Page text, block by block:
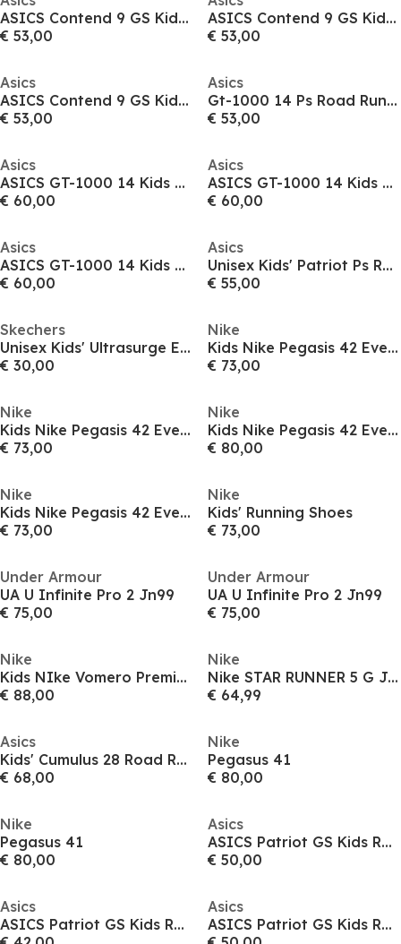
ASICS Contend 9 GS Kids Road Running Shoes
€ 53,00
ASICS Contend 9 GS Kids Road Running Shoes
€ 53,00
Asics
ASICS Contend 9 GS Kids Road Running Shoes
€ 53,00
Asics
Gt-1000 14 Ps Road Running Shoes Unisex Kids
€ 53,00
Asics
ASICS GT-1000 14 Kids Road Running Shoes
€ 60,00
Asics
ASICS GT-1000 14 Kids Road Running Shoes
€ 60,00
Asics
ASICS GT-1000 14 Kids Road Running Shoes
€ 60,00
Asics
Unisex Kids' Patriot Ps Running Shoes
€ 55,00
Skechers
Unisex Kids' Ultrasurge Everyday Running Shoes
€ 30,00
Nike
Kids Nike Pegasis 42 Every Day Running Shoes
€ 73,00
Nike
Kids Nike Pegasis 42 Every Day Running Shoes
€ 73,00
Nike
Kids Nike Pegasis 42 Every Day Running Shoes
€ 80,00
Nike
Kids Nike Pegasis 42 Every Day Running Shoes
€ 73,00
Nike
Kids' Running Shoes
€ 73,00
Under Armour
UA U Infinite Pro 2 Jn99
€ 75,00
Under Armour
UA U Infinite Pro 2 Jn99
€ 75,00
Nike
Kids NIke Vomero Premium Running Shoes
€ 88,00
Nike
Nike STAR RUNNER 5 G Jn54
€ 64,99
Asics
Kids' Cumulus 28 Road Running Shoes
€ 68,00
Nike
Pegasus 41
€ 80,00
Nike
Pegasus 41
€ 80,00
Asics
ASICS Patriot GS Kids Road Running Shoes
€ 50,00
Asics
ASICS Patriot GS Kids Road Running Shoes
Asics
ASICS Patriot GS Kids Road Running Shoes